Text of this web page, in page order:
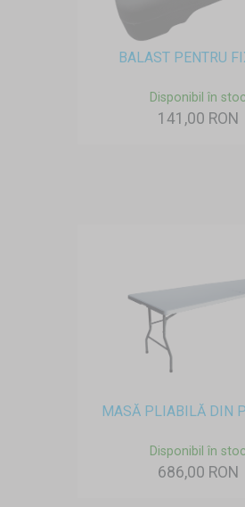
BALAST PENTRU
Disponibil în stoc
141,00 RON
MASĂ PLIABILĂ DIN
Disponibil în stoc
686,00 RON